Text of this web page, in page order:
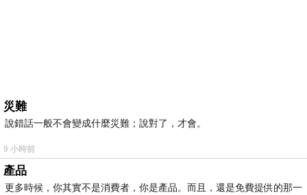
災難
說錯話一般不會變成什麼災難；說對了，才會。
9 小時前
產品
更多時候，你其實不是消費者，你是產品。而且，還是免費提供的那一